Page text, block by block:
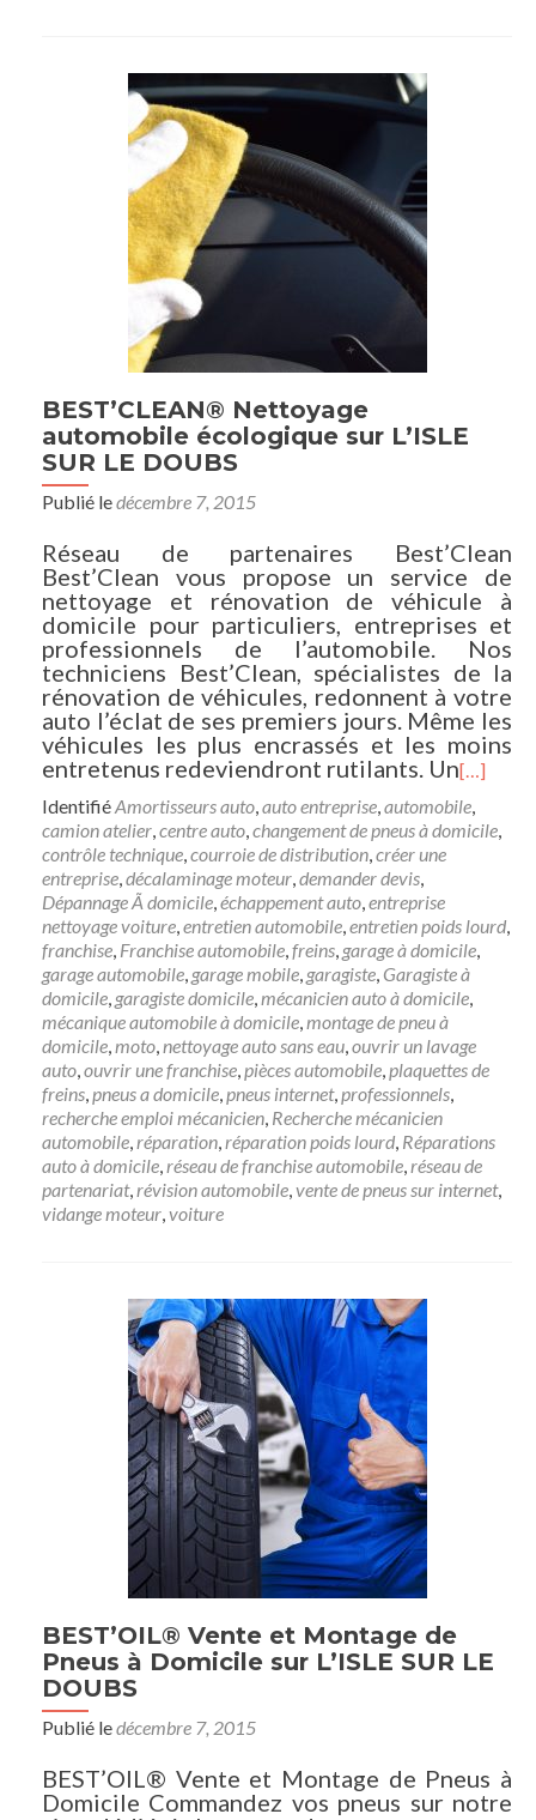
BEST’CLEAN® Nettoyage
automobile écologique sur L’ISLE
SUR LE DOUBS
Publié ledécembre 7, 2015
Réseau de partenaires Best’Clean
Best’Clean vous propose un service de
nettoyage et rénovation de véhicule à
domicile pour particuliers, entreprises et
professionnels de l’automobile. Nos
techniciens Best’Clean, spécialistes de la
rénovation de véhicules, redonnent à votre
auto l’éclat de ses premiers jours. Même les
véhicules les plus encrassés et les moins
entretenus redeviendront rutilants. Un[…]
IdentifiéAmortisseurs auto,auto entreprise,automobile,
camion atelier,centre auto,changement de pneus à domicile,
contrôle technique,courroie de distribution,créer une
entreprise,décalaminage moteur,demander devis,
Dépannage Ã domicile,échappement auto,entreprise
nettoyage voiture,entretien automobile,entretien poids lourd,
franchise, Franchise automobile,freins, garage à domicile,
garage automobile, garage mobile, garagiste, Garagiste à
domicile, garagiste domicile,mécanicien auto à domicile,
mécanique automobile à domicile,montage de pneu à
domicile,moto,nettoyage auto sans eau,ouvrir un lavage
auto,ouvrir une franchise,pièces automobile,plaquettes de
freins,pneus a domicile,pneus internet,professionnels,
recherche emploi mécanicien, Recherche mécanicien
automobile,réparation,réparation poids lourd, Réparations
auto à domicile,réseau de franchise automobile,réseau de
partenariat,révision automobile,vente de pneus sur internet,
vidange moteur,voiture
BEST’OIL® Vente et Montage de
Pneus à Domicile sur L’ISLE SUR LE
DOUBS
Publié ledécembre 7, 2015
BEST’OIL® Vente et Montage de Pneus à
Domicile Commandez vos pneus sur notre